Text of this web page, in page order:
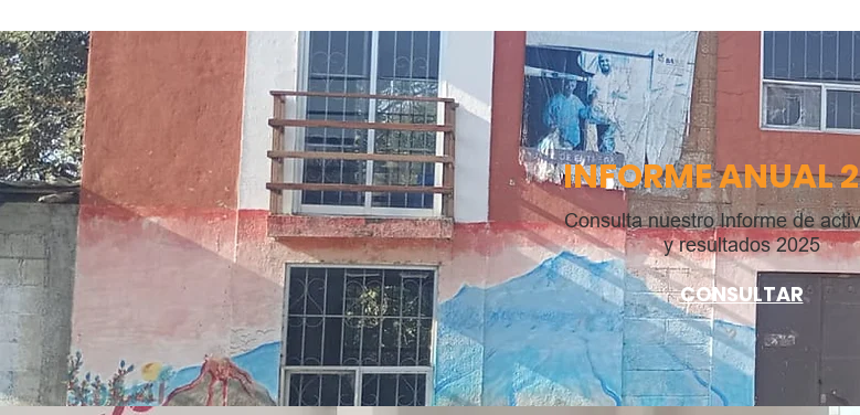
Consulta nuestro Informe de
y resultados 2025
INFORME ANUAL
CONSULTAR